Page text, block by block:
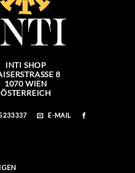
INTI SHOP
8
1070 WIEN
ÖSTERREICH
E-MAIL